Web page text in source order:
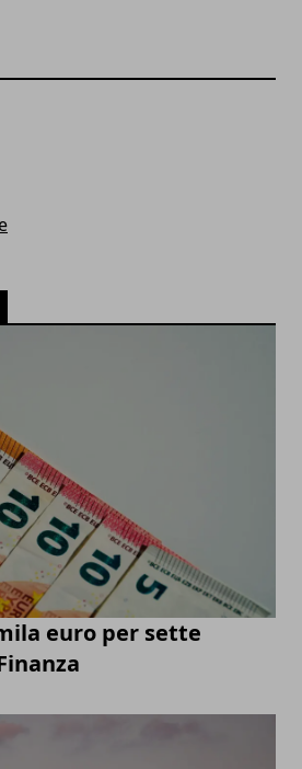
euro per sette